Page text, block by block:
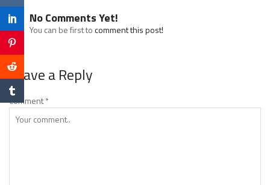
No Comments Yet!
You can be first tocomment this post!
Leave a Reply
Comment*